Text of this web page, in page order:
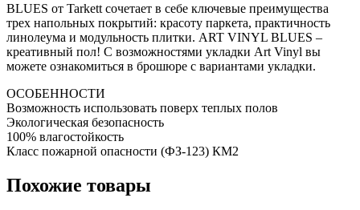
BLUES от Tarkett сочетает в себе ключевые преимущества
трех напольных покрытий: красоту паркета, практичность
линолеума и модульность плитки. ART VINYL BLUES –
креативный пол! С возможностями укладки Art Vinyl вы
можете ознакомиться в брошюре с вариантами укладки.
ОСОБЕННОСТИ
Возможность использовать поверх теплых полов
Экологическая безопасность
100% влагостойкость
Класс пожарной опасности (ФЗ-123) КМ2
Похожие товары